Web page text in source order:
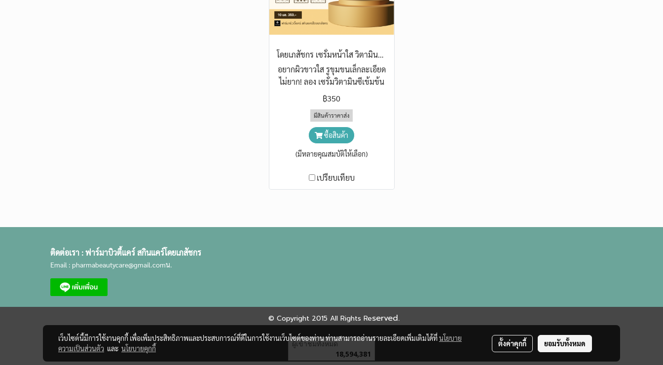
โดยเภสัชกร เซรั่มหน้าใส วิตามินซี AA2G สูตรเข้มข้น กระชับผิว กระชับรูขุมขน
อยากผิวขาวใส รูขุมขนเล็กละเอียด
ไม่ยาก! ลอง เซรั่มวิตามินซีเข้มข้น
ผสมไอดีบีโนน
฿350
มีสินค้าราคาส่ง
ซื้อสินค้า
(มีหลายคุณสมบัติให้เลือก)
เปรียบเทียบ
ติดต่อเรา :ฟาร์มาบิวตี้แคร์ สกินแคร์โดยเภสัชกร
Email : pharmabeautycare@gmail.comน.
© Copyright 2015 All Rights Reserved.
ผู้เข้าชมวันนี้ 2,345
เว็บไซต์นี้มีการใช้งานคุกกี้ เพื่อเพิ่มประสิทธิภาพและประสบการณ์ที่ดีในการใช้งานเว็บไซต์ของท่าน ท่านสามารถอ่านรายละเอียดเพิ่มเติมได้ที่นโยบาย
ความเป็นส่วนตัว และ นโยบายคุกกี้
ตั้งค่าคุกกี้ ยอมรับทั้งหมด